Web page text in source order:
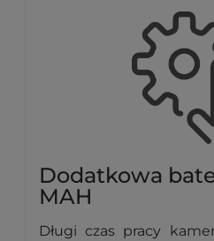
Dodatkowa
MAH
Długi czas pracy